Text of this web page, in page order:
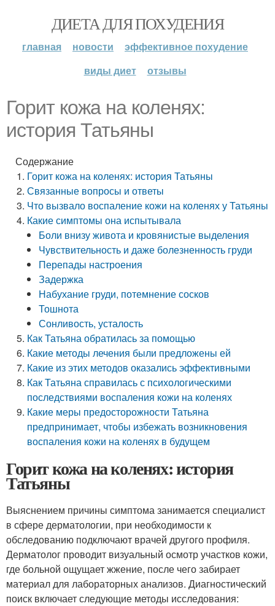
ДИЕТА ДЛЯ ПОХУДЕНИЯ
главная новости
эффективное похудение
виды диет
отзывы
Горит кожа на коленях:
история Татьяны
Содержание
Горит кожа на коленях: история Татьяны
Связанные вопросы и ответы
Что вызвало воспаление кожи на коленях у Татьяны
Какие симптомы она испытывала
Боли внизу живота и кровянистые выделения
Чувствительность и даже болезненность груди
Перепады настроения
Задержка
Набухание груди, потемнение сосков
Тошнота
Сонливость, усталость
Как Татьяна обратилась за помощью
Какие методы лечения были предложены ей
Какие из этих методов оказались эффективными
Как Татьяна справилась с психологическими
последствиями воспаления кожи на коленях
Какие меры предосторожности Татьяна
предпринимает, чтобы избежать возникновения
воспаления кожи на коленях в будущем
Горит кожа на коленях: история
Татьяны
Выяснением причины симптома занимается специалист
в сфере дерматологии, при необходимости к
обследованию подключают врачей другого профиля.
Дерматолог проводит визуальный осмотр участков кожи,
где больной ощущает жжение, после чего забирает
материал для лабораторных анализов. Диагностический
поиск включает следующие методы исследования: